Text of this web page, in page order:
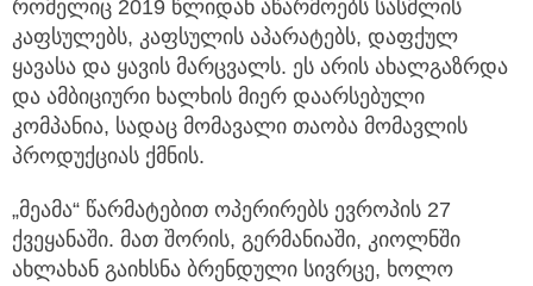
რომელიც 2019 წლიდან აწარმოებს სასმლის
კაფსულებს, კაფსულის აპარატებს, დაფქულ
ყავასა და ყავის მარცვალს. ეს არის ახალგაზრდა
და ამბიციური ხალხის მიერ დაარსებული
კომპანია, სადაც მომავალი თაობა მომავლის
პროდუქციას ქმნის.
„მეამა“ წარმატებით ოპერირებს ევროპის 27
ქვეყანაში. მათ შორის, გერმანიაში, კიოლნში
ახლახან გაიხსნა ბრენდული სივრცე, ხოლო